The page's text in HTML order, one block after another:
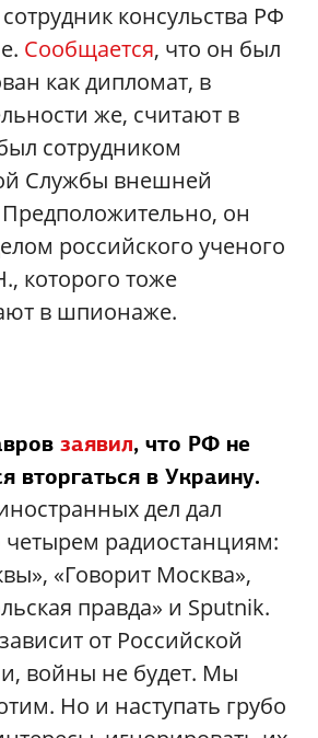
консульства РФ
Сообщается, что он был
как дипломат, в
же, считают в
сотрудником
Службы внешней
Предположительно, он
российского ученого
которого тоже
в шпионаже.
заявил, что РФ не
вторгаться в Украину.
дел дал
радиостанциям:
«Говорит Москва»,
правда» и Sputnik.
от Российской
войны не будет. Мы
Но и наступать грубо